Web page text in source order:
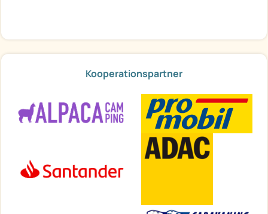
Kooperationspartner